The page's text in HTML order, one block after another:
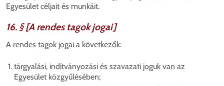
Egyesület céljait és munkáit.
16. § [A rendes tagok jogai]
A rendes tagok jogai a következők:
tárgyalási, indítványozási és szavazati joguk van az
Egyesület közgyűlésében;